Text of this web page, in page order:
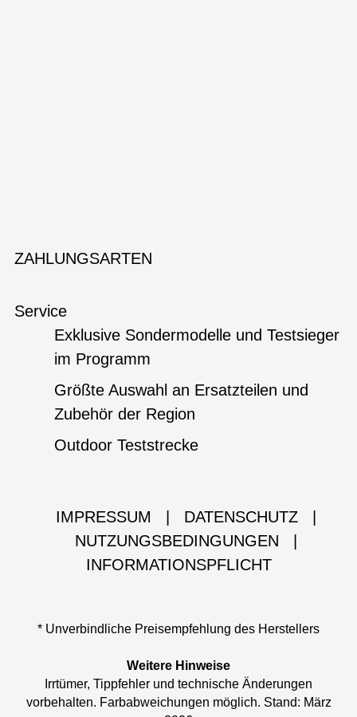
ZAHLUNGSARTEN
Service
Exklusive Sondermodelle und Testsieger
im Programm
Größte Auswahl an Ersatzteilen und
Zubehör der Region
Outdoor Teststrecke
IMPRESSUM DATENSCHUTZ
NUTZUNGSBEDINGUNGEN
INFORMATIONSPFLICHT
* Unverbindliche Preisempfehlung des Herstellers
Weitere Hinweise
Irrtümer, Tippfehler und technische Änderungen
vorbehalten. Farbabweichungen möglich. Stand: März